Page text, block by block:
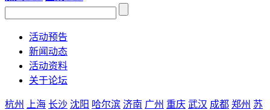
活动预告
新闻动态
活动资料
关于论坛
杭州 上海 长沙 沈阳 哈尔滨 济南 广州 重庆 武汉 成都 郑州 苏